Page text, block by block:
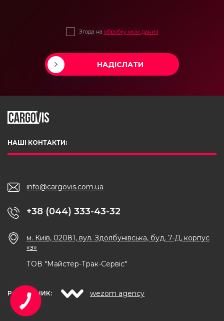
Згода на обробку моїх даних
НАДІСЛАТИ
НАШІ КОНТАКТИ:
info@cargovis.com.ua
+38 (044) 333-43-32
м. Київ, 02081, вул. Здолбунівська, буд. 7-Д, корпус
«з»
ТОВ "Майстер-Трак-Сервіс"
РОЗРОБНИК: wezom agency